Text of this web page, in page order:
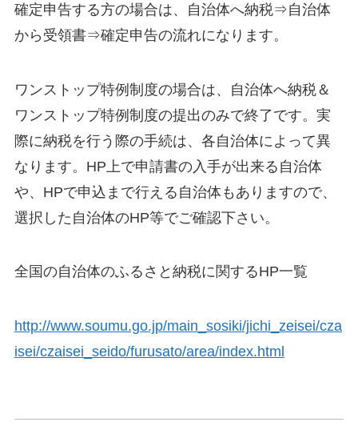
確定申告する方の場合は、自治体へ納税⇒自治体
から受領書⇒確定申告の流れになります。
ワンストップ特例制度の場合は、自治体へ納税＆
ワンストップ特例制度の提出のみで終了です。実
際に納税を行う際の手続は、各自治体によって異
なります。HP上で申請書の入手が出来る自治体
や、HPで申込まで行える自治体もありますので、
選択した自治体のHP等でご確認下さい。
全国の自治体のふるさと納税に関するHP一覧
http://www.soumu.go.jp/main_sosiki/jichi_zeisei/cza
isei/czaisei_seido/furusato/area/index.html